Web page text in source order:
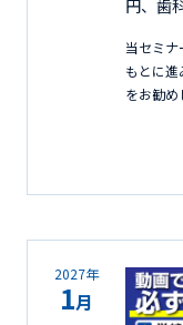
円、歯
当セミ
もとに
をお勧め
2027年
1月